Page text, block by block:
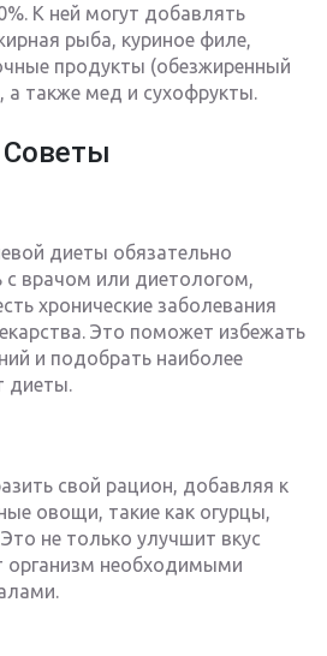
К ней могут добавлять
рыба, куриное филе,
продукты (обезжиренный
а также мед и сухофрукты.
Советы
диеты обязательно
с врачом или диетологом,
хронические заболевания
Это поможет избежать
и подобрать наиболее
диеты.
свой рацион, добавляя к
овощи, такие как огурцы,
не только улучшит вкус
организм необходимыми